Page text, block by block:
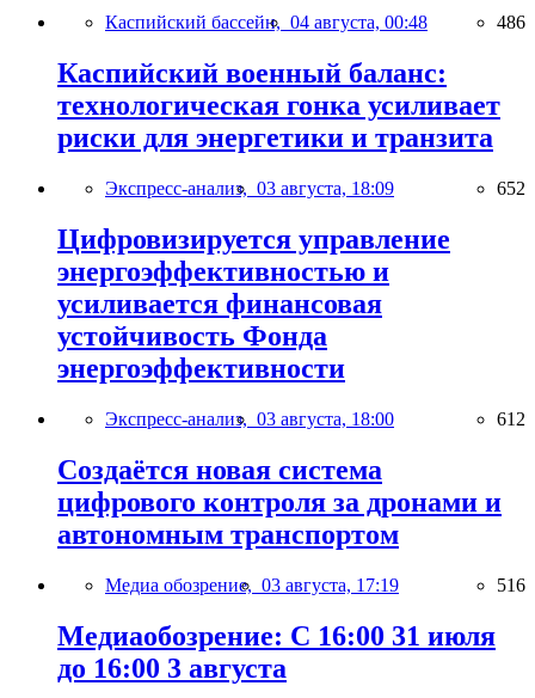
Каспийский бассейн, 04 августа, 00:48 486
Каспийский военный баланс:
технологическая гонка усиливает
риски для энергетики и транзита
Экспресс-анализ, 03 августа, 18:09 652
Цифровизируется управление
энергоэффективностью и
усиливается финансовая
устойчивость Фонда
энергоэффективности
Экспресс-анализ, 03 августа, 18:00 612
Создаётся новая система
цифрового контроля за дронами и
автономным транспортом
Медиа обозрение, 03 августа, 17:19 516
Медиаобозрение: С 16:00 31 июля
до 16:00 3 августа